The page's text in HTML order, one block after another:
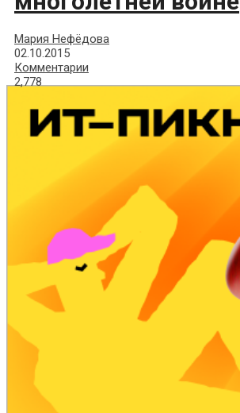
Мария Нефёдова
02.10.2015
Комментарии
2,778